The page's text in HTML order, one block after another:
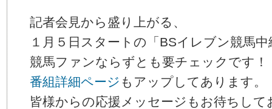
記者会見から盛り上がる、
１月５日スタートの「BSイレブン競馬
競馬ファンならずとも要チェックです！
番組詳細ページ もアップしてあります。
皆様からの応援メッセージもお待ちして